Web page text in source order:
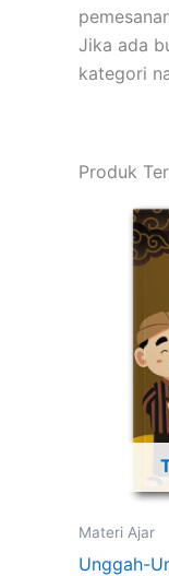
Jika ada
kategori
Produk
Materi Ajar
Unggah-